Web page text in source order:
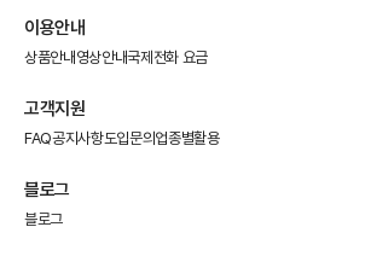
이용안내
상품안내 영상안내국제전화 요금
고객지원
FAQ공지사항도입문의 업종별활용
블로그
블로그